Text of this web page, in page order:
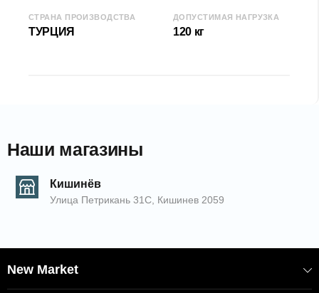
Допустимая нагрузка: 120кг
СТРАНА ПРОИЗВОДСТВА
ТУРЦИЯ
ДОПУСТИМАЯ НАГРУЗКА
120 кг
Наши магазины
Кишинёв
Улица Петрикань 31С, Кишинев 2059
New Market